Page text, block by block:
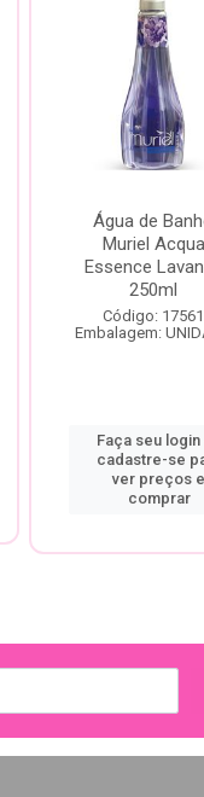
Água de
Muriel Acqua
Essence
250ml
Código: 17561
Embalagem:
Faça seu login
cadastre-se
ver preços e
comprar